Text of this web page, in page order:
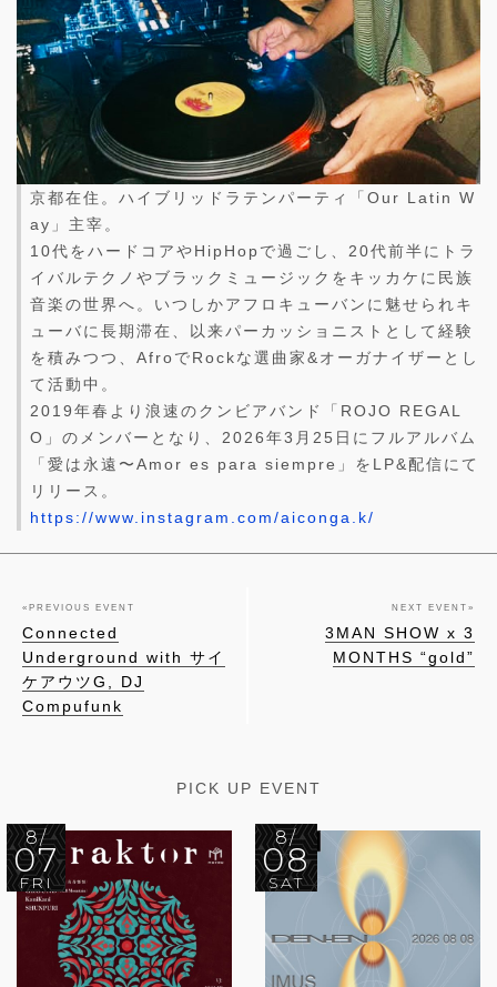
京都在住。ハイブリッドラテンパーティ「Our Latin W
ay」主宰。
10代をハードコアやHipHopで過ごし、20代前半にトラ
イバルテクノやブラックミュージックをキッカケに民族
音楽の世界へ。いつしかアフロキューバンに魅せられキ
ューバに長期滞在、以来パーカッショニストとして経験
を積みつつ、AfroでRockな選曲家&オーガナイザーとし
て活動中。
2019年春より浪速のクンビアバンド「ROJO REGAL
O」のメンバーとなり、2026年3月25日にフルアルバム
「愛は永遠〜Amor es para siempre」をLP&配信にて
リリース。
https://www.instagram.com/aiconga.k/
« PREVIOUS EVENT
Connected
Underground with サイ
ケアウツG, DJ
Compufunk
NEXT EVENT »
3MAN SHOW x 3
MONTHS “gold”
PICK UP EVENT
8/
07
FRI
8/
08
SAT